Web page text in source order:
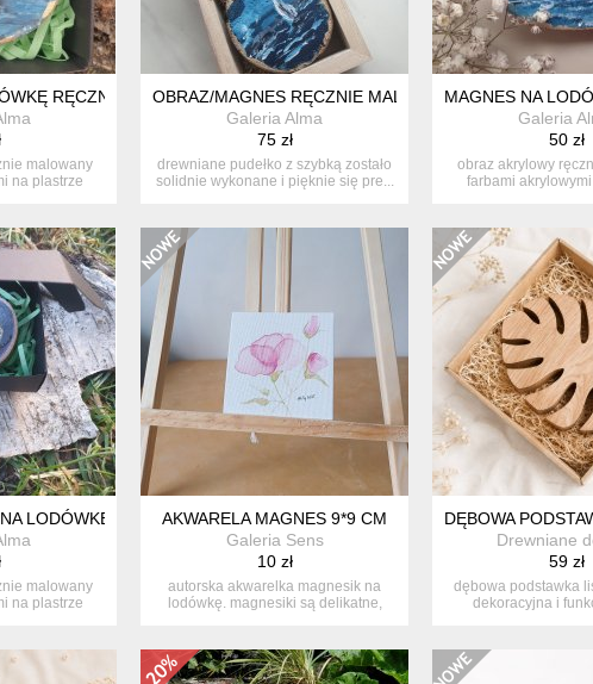
RĘCZNIE MALOWANY MEWY PREZENT MORZE + PUDEŁKO
malowany
na plastrze
OBRAZ/MAGNES RĘCZNIE MALOWANY MORZE +
Galeria Alma
75 zł
drewniane pudełko z szybką zostało
solidnie wykonane i pięknie się pre...
MAGNES NA
Galeria
50 zł
obraz akrylowy
farbami
LODÓWKĘ RĘCZNIE MALOWANY NA DREWNIE SOWA+ PUDEŁKO
malowany
na plastrze
AKWARELA MAGNES 9*9 CM
Galeria Sens
10 zł
autorska akwarelka magnesik na
lodówkę. magnesiki są delikatne,
DĘBOWA
Drewniane
59 zł
dębowa podstawka
dekoracyjna i